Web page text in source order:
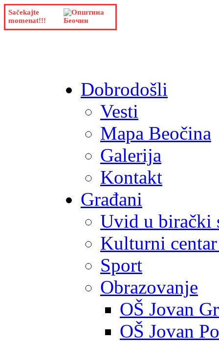
Sačekajte
momenat!!!
Dobrodošli
Vesti
Mapa Beočina
Galerija
Kontakt
Građani
Uvid u birački
Kulturni
Sport
Obrazovanje
OŠ Jovan
OŠ Jovan